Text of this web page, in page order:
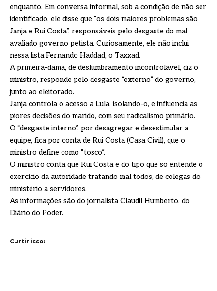
enquanto. Em conversa informal, sob a condição de não ser
identificado, ele disse que “os dois maiores problemas são
Janja e Rui Costa”, responsáveis pelo desgaste do mal
avaliado governo petista. Curiosamente, ele não inclui
nessa lista Fernando Haddad, o Taxxad.
A primeira-dama, de deslumbramento incontrolável, diz o
ministro, responde pelo desgaste “externo” do governo,
junto ao eleitorado.
Janja controla o acesso a Lula, isolando-o, e influencia as
piores decisões do marido, com seu radicalismo primário.
O “desgaste interno”, por desagregar e desestimular a
equipe, fica por conta de Rui Costa (Casa Civil), que o
ministro define como “tosco”.
O ministro conta que Rui Costa é do tipo que só entende o
exercício da autoridade tratando mal todos, de colegas do
ministério a servidores.
As informações são do jornalista Claudil Humberto, do
Diário do Poder.
Curtir isso: